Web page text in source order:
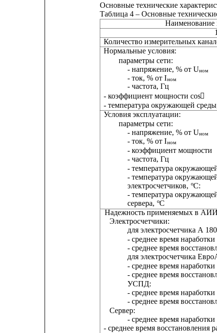
Основные технические
Таблица 4 – Основные
Наименование
Количество измерительных
Нормальные условия:
параметры сети:
- напряжение, % от Uном
- ток, % от Iном
- частота, Гц
- коэффициент мощности cos
- температура окружающей
Условия эксплуатации:
параметры сети:
- напряжение, % от Uном
- ток, % от Iном
- коэффициент мощности
- частота, Гц
- температура
- температура
электросчетчиков, оС:
- температура
сервера, оС
Надежность применяемых в
Электросчетчики:
для электросчетчика А
- среднее время
- среднее время
для электросчетчика
- среднее время
- среднее время
УСПД:
- среднее время
- среднее время
Сервер:
- среднее время
- среднее время восстановления